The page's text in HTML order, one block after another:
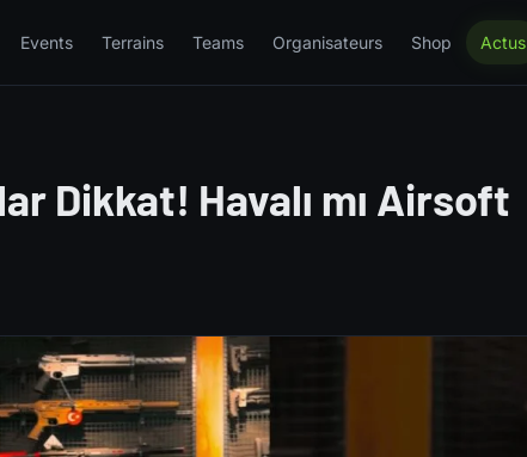
Events Terrains Teams Organisateurs Shop Actus
Dikkat! Havalı mı Airsoft